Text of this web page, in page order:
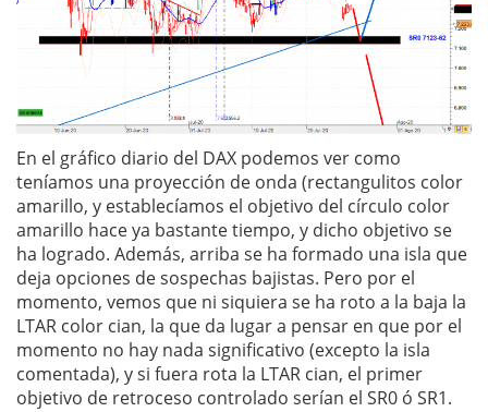
En el gráfico diario del DAX podemos ver como
teníamos una proyección de onda (rectangulitos color
amarillo, y establecíamos el objetivo del círculo color
amarillo hace ya bastante tiempo, y dicho objetivo se
ha logrado. Además, arriba se ha formado una isla que
deja opciones de sospechas bajistas. Pero por el
momento, vemos que ni siquiera se ha roto a la baja la
LTAR color cian, la que da lugar a pensar en que por el
momento no hay nada significativo (excepto la isla
comentada), y si fuera rota la LTAR cian, el primer
objetivo de retroceso controlado serían el SR0 ó SR1.